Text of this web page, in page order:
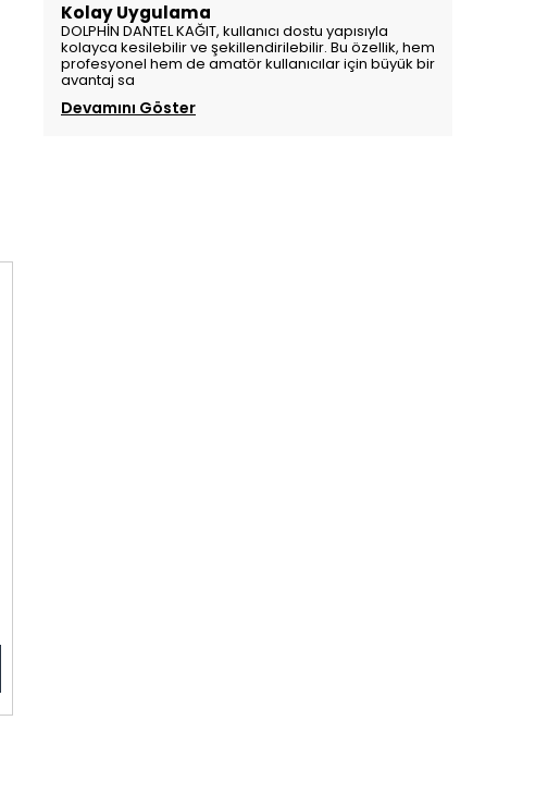
Kolay Uygulama
DOLPHİN DANTEL KAĞIT, kullanıcı dostu yapısıyla
kolayca kesilebilir ve şekillendirilebilir. Bu özellik, hem
profesyonel hem de amatör kullanıcılar için büyük bir
avantaj sa
Devamını Göster